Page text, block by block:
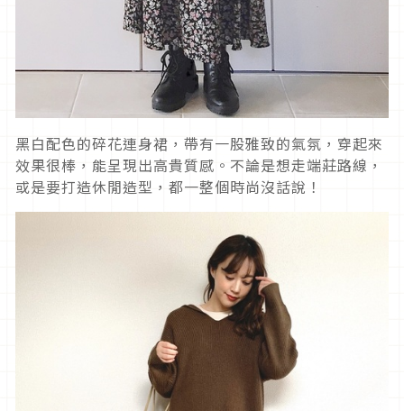
黑白配色的碎花連身裙，帶有一股雅致的氣氛，穿起來
效果很棒，能呈現出高貴質感。不論是想走端莊路線，
或是要打造休閒造型，都一整個時尚沒話說！